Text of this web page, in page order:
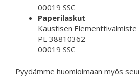
00019 SSC
Paperilaskut
Kaustisen Elementtivalmiste
PL 38810362
00019 SSC
Pyydämme huomioimaan myös